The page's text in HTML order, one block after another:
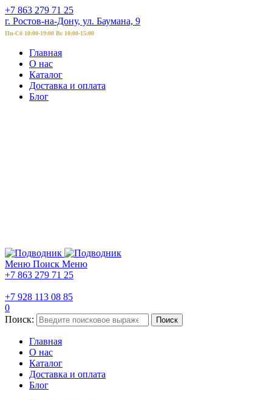
+7 863 279 71 25
г. Ростов-на-Дону, ул. Баумана, 9
Пн-Сб 10:00-19:00 Вс 10:00-15:00
Главная
О нас
Каталог
Доставка и оплата
Блог
Меню Поиск Меню
+7 863 279 71 25
+7 928 113 08 85
0
Поиск:
Поиск
Главная
О нас
Каталог
Доставка и оплата
Блог